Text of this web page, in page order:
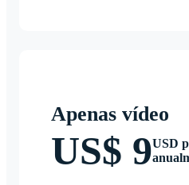
Apenas vídeo
US$ 9USD